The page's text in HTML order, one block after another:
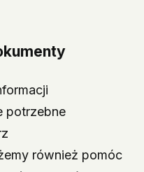
potrzebne
również pomóc